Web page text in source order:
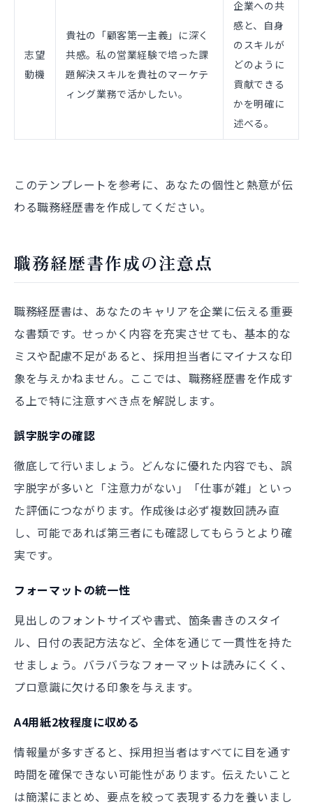
志望
動機
貴社の「顧客第一主義」に深く
共感。私の営業経験で培った課
題解決スキルを貴社のマーケテ
ィング業務で活かしたい。
企業への共
感と、自身
のスキルが
どのように
貢献できる
かを明確に
述べる。
このテンプレートを参考に、あなたの個性と熱意が伝
わる職務経歴書を作成してください。
職務経歴書作成の注意点
職務経歴書は、あなたのキャリアを企業に伝える重要
な書類です。せっかく内容を充実させても、基本的な
ミスや配慮不足があると、採用担当者にマイナスな印
象を与えかねません。ここでは、職務経歴書を作成す
る上で特に注意すべき点を解説します。
誤字脱字の確認
徹底して行いましょう。どんなに優れた内容でも、誤
字脱字が多いと「注意力がない」「仕事が雑」といっ
た評価につながります。作成後は必ず複数回読み直
し、可能であれば第三者にも確認してもらうとより確
実です。
フォーマットの統一性
見出しのフォントサイズや書式、箇条書きのスタイ
ル、日付の表記方法など、全体を通じて一貫性を持た
せましょう。バラバラなフォーマットは読みにくく、
プロ意識に欠ける印象を与えます。
A4用紙2枚程度に収める
情報量が多すぎると、採用担当者はすべてに目を通す
時間を確保できない可能性があります。伝えたいこと
は簡潔にまとめ、要点を絞って表現する力を養いまし